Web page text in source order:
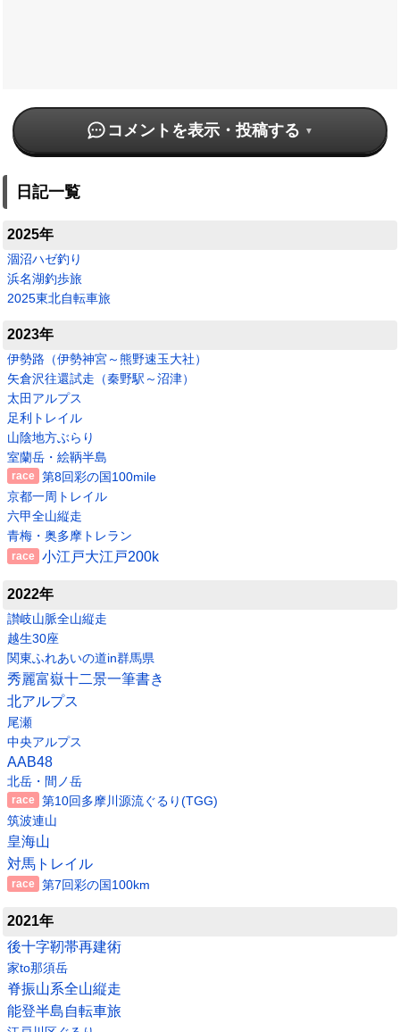
コメントを表示・投稿する
日記一覧
2025年
涸沼ハゼ釣り
浜名湖釣歩旅
2025東北自転車旅
2023年
伊勢路（伊勢神宮～熊野速玉大社）
矢倉沢往還試走（秦野駅～沼津）
太田アルプス
足利トレイル
山陰地方ぶらり
室蘭岳・絵鞆半島
第8回彩の国100mile
京都一周トレイル
六甲全山縦走
青梅・奥多摩トレラン
小江戸大江戸200k
2022年
讃岐山脈全山縦走
越生30座
関東ふれあいの道in群馬県
秀麗富嶽十二景一筆書き
北アルプス
尾瀬
中央アルプス
AAB48
北岳・間ノ岳
第10回多摩川源流ぐるり(TGG)
筑波連山
皇海山
対馬トレイル
第7回彩の国100km
2021年
後十字靭帯再建術
家to那須岳
脊振山系全山縦走
能登半島自転車旅